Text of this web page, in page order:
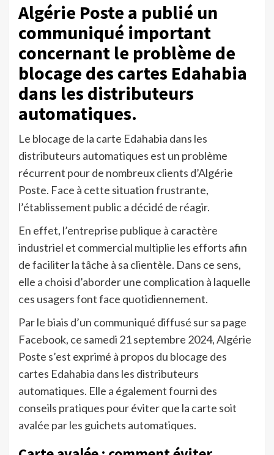
Algérie Poste a publié un
communiqué important
concernant le problème de
blocage des cartes Edahabia
dans les distributeurs
automatiques.
Le blocage de la carte Edahabia dans les
distributeurs automatiques est un problème
récurrent pour de nombreux clients d’Algérie
Poste. Face à cette situation frustrante,
l’établissement public a décidé de réagir.
En effet, l’entreprise publique à caractère
industriel et commercial multiplie les efforts afin
de faciliter la tâche à sa clientèle. Dans ce sens,
elle a choisi d’aborder une complication à laquelle
ces usagers font face quotidiennement.
Par le biais d’un communiqué diffusé sur sa page
Facebook, ce samedi 21 septembre 2024, Algérie
Poste s’est exprimé à propos du blocage des
cartes Edahabia dans les distributeurs
automatiques. Elle a également fourni des
conseils pratiques pour éviter que la carte soit
avalée par les guichets automatiques.